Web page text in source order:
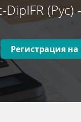
DipIFR
Регистрация на